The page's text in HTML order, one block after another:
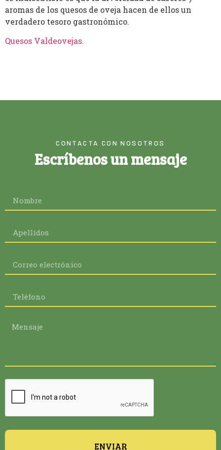
aromas de los quesos de oveja hacen de ellos un
verdadero tesoro gastronómico.
Quesos Valdeovejas.
CONTACTA CON NOSOTROS
Escríbenos un mensaje
ENVIAR